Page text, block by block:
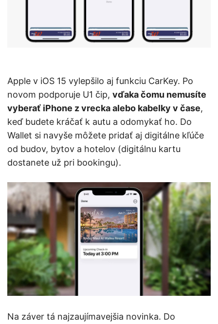
Apple v iOS 15 vylepšilo aj funkciu CarKey. Po
novom podporuje U1 čip, vďaka čomu nemusíte
vyberať iPhone z vrecka alebo kabelky v čase,
keď budete kráčať k autu a odomykať ho. Do
Wallet si navyše môžete pridať aj digitálne kľúče
od budov, bytov a hotelov (digitálnu kartu
dostanete už pri bookingu).
Na záver tá najzaujímavejšia novinka. Do